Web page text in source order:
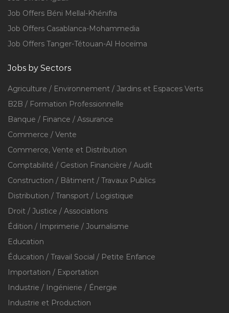
Job Offers Béni Mellal-Khénifra
Job Offers Casablanca-Mohammedia
Job Offers Tanger-Tétouan-Al Hoceïma
Jobs by Sectors
Agriculture / Environnement / Jardins et Espaces Verts
B2B / Formation Professionnelle
Banque / Finance / Assurance
Commerce / Vente
Commerce, Vente et Distribution
Comptabilité / Gestion Financière / Audit
Construction / Bâtiment / Travaux Publics
Distribution / Transport / Logistique
Droit / Justice / Associations
Édition / Imprimerie / Journalisme
Education
Éducation / Travail Social / Petite Enfance
Importation / Exportation
Industrie / Ingénierie / Énergie
Industrie et Production